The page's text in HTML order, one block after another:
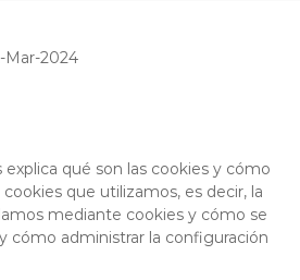
Mar-2024
qué son las cookies y cómo
que utilizamos, es decir, la
mediante cookies y cómo se
cómo administrar la configuración